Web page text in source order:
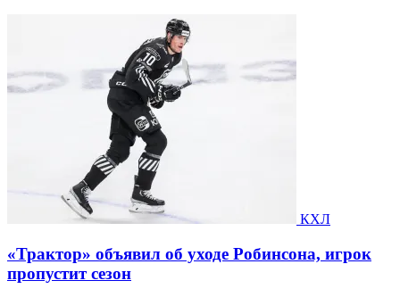
КХЛ
«Трактор» объявил об уходе Робинсона, игрок
пропустит сезон